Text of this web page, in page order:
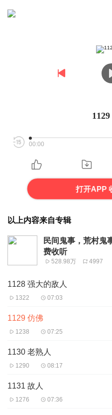
00:00
打开APP
以上内容来自专辑
民间鬼事，荒村鬼
费收听
528.98万 4997
1128 强大的敌人
1322 07:03
1129 仿佛
1238 07:25
1130 老熟人
1290 08:17
1131 故人
1276 07:36